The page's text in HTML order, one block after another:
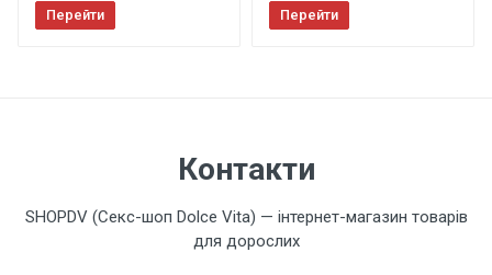
Перейти Перейти
Контакти
SHOPDV (Секс-шоп Dolce Vita) — інтернет-магазин товарів
для дорослих